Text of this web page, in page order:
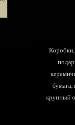
крупный